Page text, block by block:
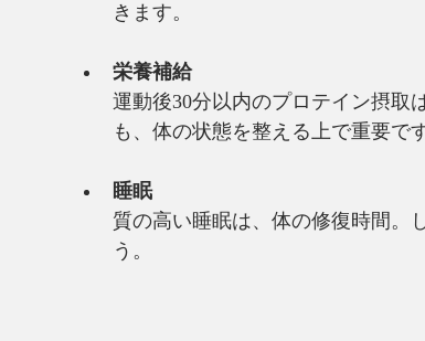
きます。
栄養補給
運動後30分以内のプロテイン摂取
も、体の状態を整える上で重要です
睡眠
質の高い睡眠は、体の修復時間。
う。